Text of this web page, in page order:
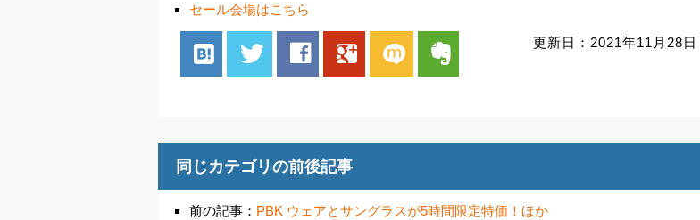
セール会場はこちら
hatenabookmark twitter facebook google mixi evernote 更新日：2021年11月28日
同じカテゴリの前後記事
前の記事： PBK ウェアとサングラスが5時間限定特価！ほか